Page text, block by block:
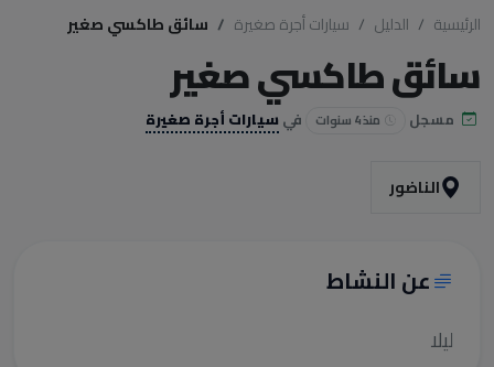
الرئيسية الدليل سيارات أجرة صغيرة سائق طاكسي صغير
سائق طاكسي صغير
مسجل منذ 4 سنوات فيسيارات أجرة صغيرة
الناضور
عن النشاط
ليلا